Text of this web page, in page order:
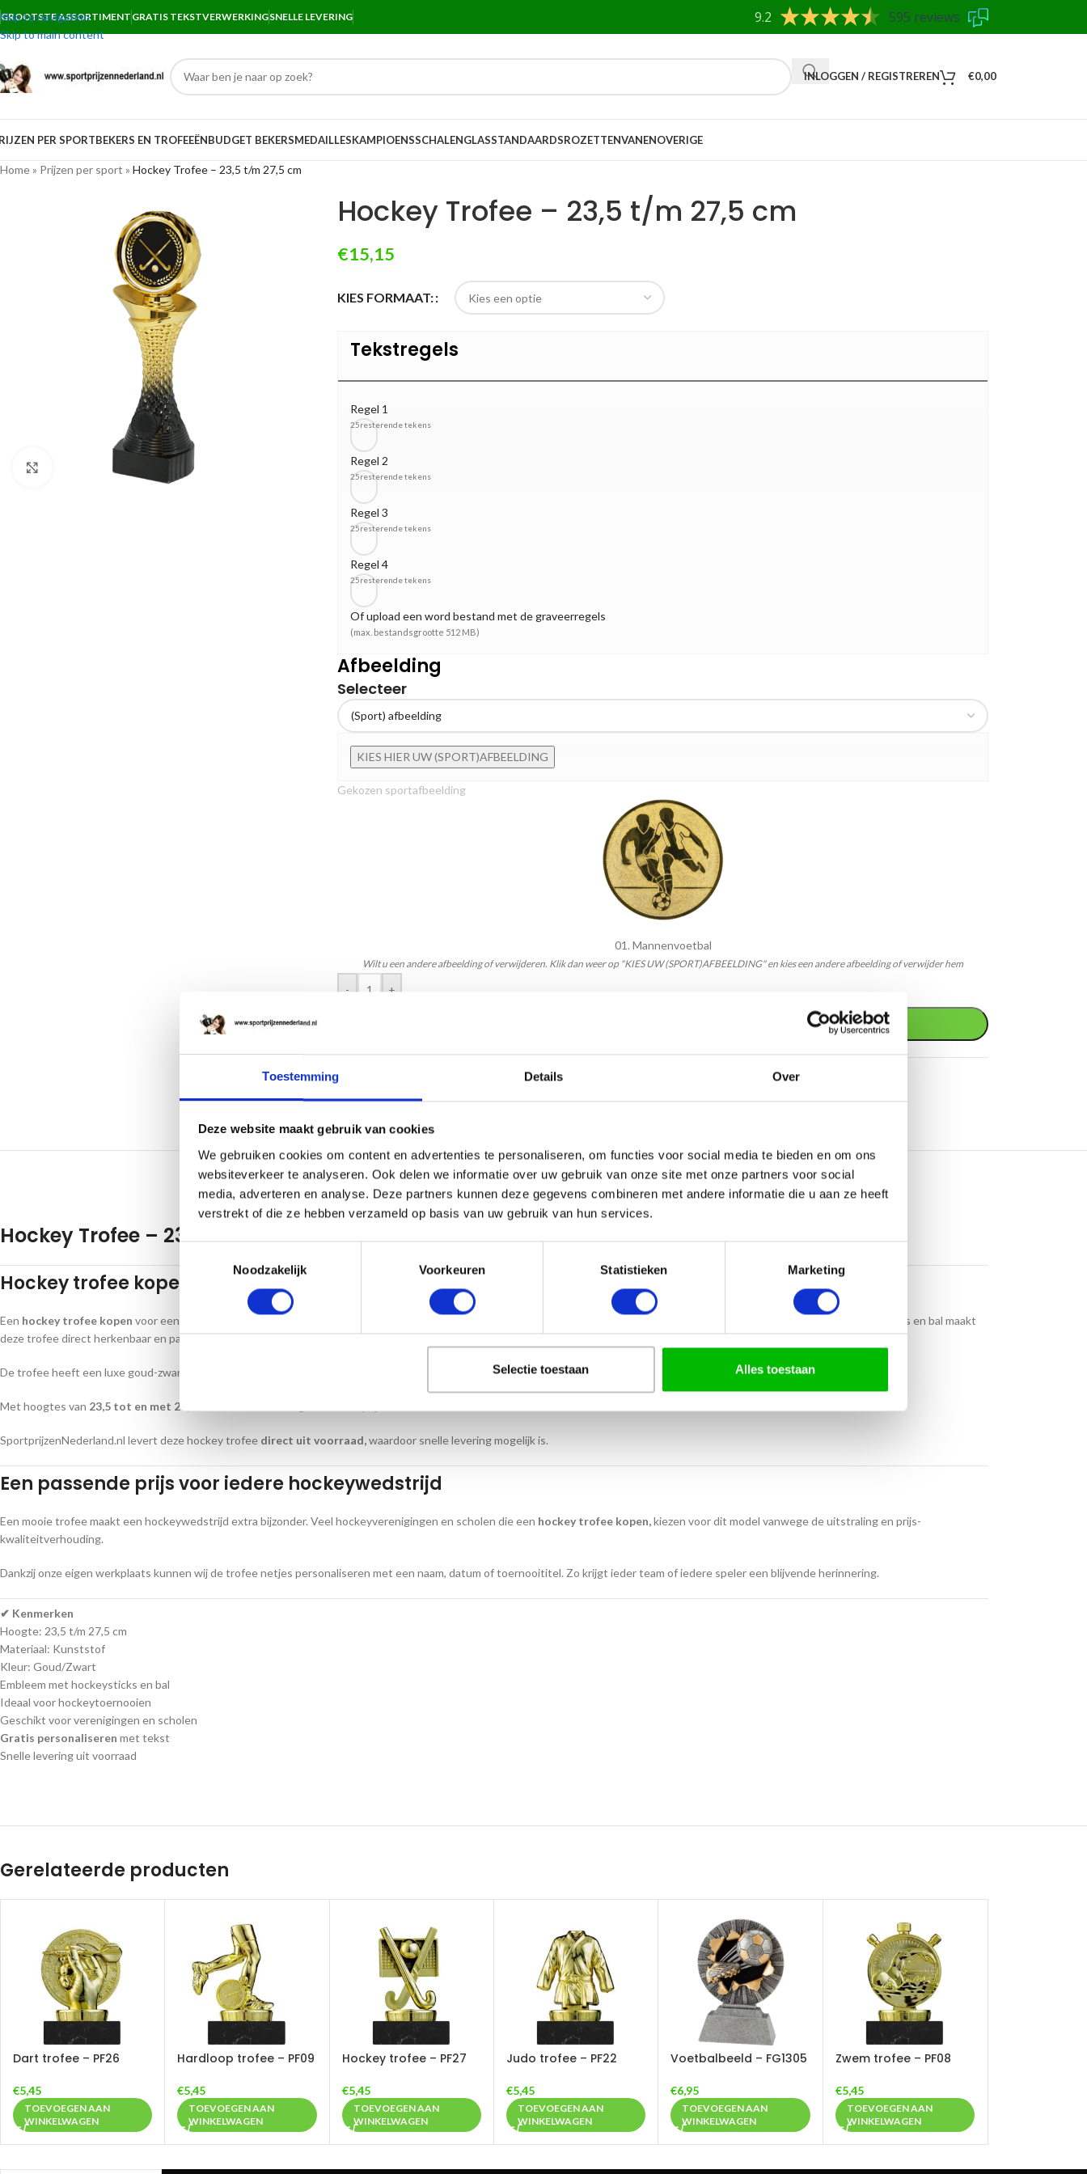
Toestemming Details Over
Deze website maakt gebruik van cookies
We gebruiken cookies om content en advertenties te personaliseren, om functies voor social media te bieden en om ons
websiteverkeer te analyseren. Ook delen we informatie over uw gebruik van onze site met onze partners voor social
media, adverteren en analyse. Deze partners kunnen deze gegevens combineren met andere informatie die u aan ze heeft
verstrekt of die ze hebben verzameld op basis van uw gebruik van hun services.
Noodzakelijk
Voorkeuren Statistieken Marketing
Selectie toestaan Alles toestaan
Skip to navigation
Skip to main content
GROOTSTE ASSORTIMENT GRATIS TEKSTVERWERKINGSNELLE LEVERING 9.2 595 reviews
INLOGGEN / REGISTREREN €0,00
PER SPORTBEKERS EN TROFEEËNBUDGET BEKERSMEDAILLESKAMPIOENSSCHALENGLASSTANDAARDSROZETTENVANENOVERIGE
Home» Prijzen per sport » Hockey Trofee – 23,5 t/m 27,5 cm
Hockey Trofee – 23,5 t/m 27,5 cm
€15,15
KIES FORMAAT:
Tekstregels
Regel 1
25resterende tekens
Regel 2
25resterende tekens
Regel 3
25resterende tekens
Regel 4
25resterende tekens
Of upload een word bestand met de graveerregels
(max. bestandsgrootte 512 MB)
Afbeelding
Selecteer
KIES HIER UW (SPORT)AFBEELDING
Gekozen sportafbeelding
01. Mannenvoetbal
Wilt u een andere afbeelding of verwijderen. Klik dan weer op "KIES UW (SPORT)AFBEELDING" en kies een andere afbeelding of verwijder hem
- +
SKU:
Categorieën:Hockey,Prijzen per sport
BESCHRIJVINGAANVULLENDE INFORMATIEVERZENDING
Hockey Trofee – 23,5 t/m 27,5 cm
Hockey trofee kopen voor uw toernooi?
Een hockey trofee kopen voor een hockeytoernooi, competitie of clubdag? Deze stijlvolle hockey trofee is speciaal ontworpen voor de hockeysport. Het embleem met hockeysticks en bal maakt
deze trofee direct herkenbaar en passend bij iedere prijsuitreiking.
De trofee heeft een luxe goud-zwarte uitstraling en is gemaakt van kunststof. Hierdoor is het een nette en betaalbare prijs voor zowel jeugd- als seniorenteams.
Met hoogtes van 23,5 tot en met 27,5 cm
SportprijzenNederland.nl levert deze hockey trofee direct uit voorraad,waardoor snelle levering mogelijk is.
Een passende prijs voor iedere hockeywedstrijd
Een mooie trofee maakt een hockeywedstrijd extra bijzonder. Veel hockeyverenigingen en scholen die een hockey trofee kopen,kiezen voor dit model vanwege de uitstraling en prijs-
kwaliteitverhouding.
Dankzij onze eigen werkplaats kunnen wij de trofee netjes personaliseren met een naam, datum of toernooititel. Zo krijgt ieder team of iedere speler een blijvende herinnering.
✔ Kenmerken
Hoogte: 23,5 t/m 27,5 cm
Materiaal: Kunststof
Kleur: Goud/Zwart
Embleem met hockeysticks en bal
Ideaal voor hockeytoernooien
Geschikt voor verenigingen en scholen
Gratis personaliseren met tekst
Snelle levering uit voorraad
Gerelateerde producten
Dart trofee – PF26
€5,45
TOEVOEGEN AAN
WINKELWAGEN
Hardloop trofee – PF09
€5,45
TOEVOEGEN AAN
WINKELWAGEN
Hockey trofee – PF27
€5,45
TOEVOEGEN AAN
WINKELWAGEN
Judo trofee – PF22
€5,45
TOEVOEGEN AAN
WINKELWAGEN
Voetbalbeeld – FG1305
€6,95
TOEVOEGEN AAN
WINKELWAGEN
Zwem trofee – PF08
€5,45
TOEVOEGEN AAN
WINKELWAGEN